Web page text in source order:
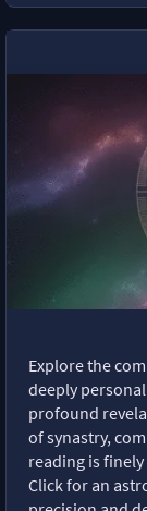
Explore the
deeply
profound
of synastry,
reading is
Click for an